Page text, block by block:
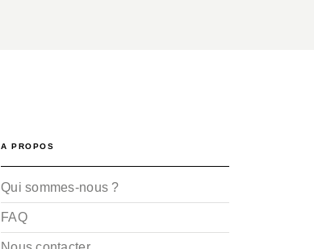
A PROPOS
Qui sommes-nous ?
FAQ